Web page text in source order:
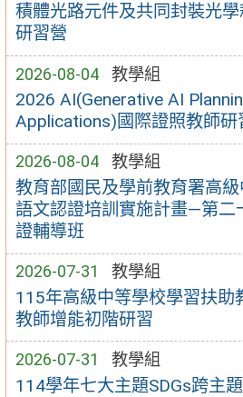
積體光路元件及共同封裝光
研習營
2026-08-04 教學組
2026 AI(Generative AI
Applications)國際證照教師研
2026-08-04 教學組
教育部國民及學前教育署高
語文認證培訓實施計畫—第二
證輔導班
2026-07-31 教學組
115年高級中等學校學習扶助
教師增能初階研習
2026-07-31 教學組
114學年七大主題SDGs跨主